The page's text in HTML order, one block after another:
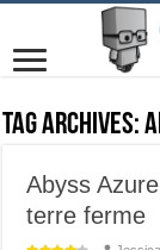
Tag Archives:
Abyss
terre ferme